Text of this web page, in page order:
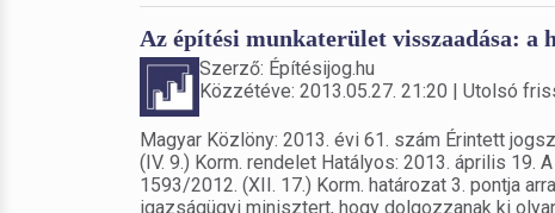
Az építési munkaterület visszaadása: a
Szerző: Építésijog.hu
Közzétéve: 2013.05.27. 21:20 | Utolsó
Magyar Közlöny: 2013. évi 61. szám Érintett
(IV. 9.) Korm. rendelet Hatályos: 2013. április
1593/2012. (XII. 17.) Korm. határozat 3. pontja
igazságügyi minisztert, hogy dolgozzanak ki